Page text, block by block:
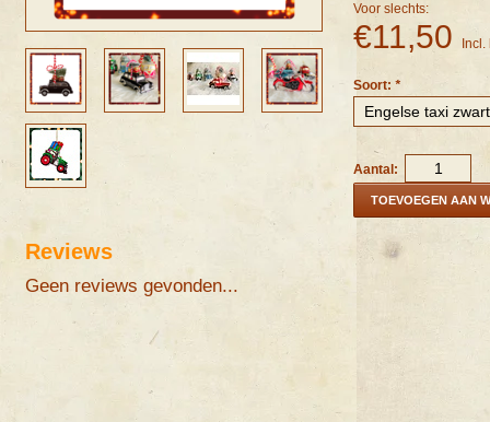
Voor slechts:
€11,50 Incl.
Soort: *
Aantal:
TOEVOEGEN AAN
Reviews
Geen reviews gevonden...